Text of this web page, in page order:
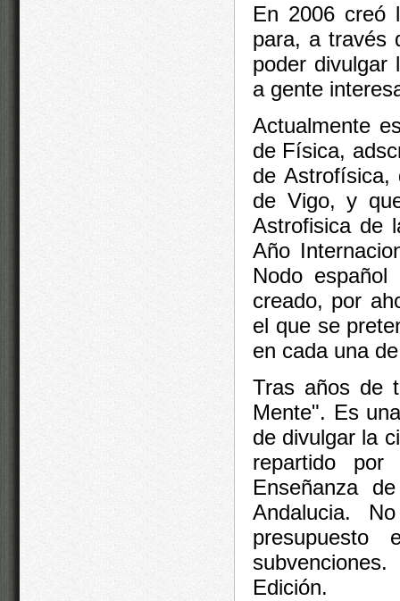
En 2006 creó
para, a través
poder divulgar
a gente
Actualmente
de Física,
de Astrofísica,
de Vigo, y
Astrofisica de
Año
Nodo
creado, por
el que se
en cada una
Tras años de
Mente". Es
de divulgar la
repartido
Enseñanza
Andalucia.
Edición.